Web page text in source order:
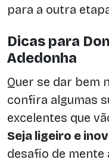
para a outra
Dicas para
Adedonha
Quer se dar bem
confira algumas
excelentes que
Seja ligeiro e
desafio de mente